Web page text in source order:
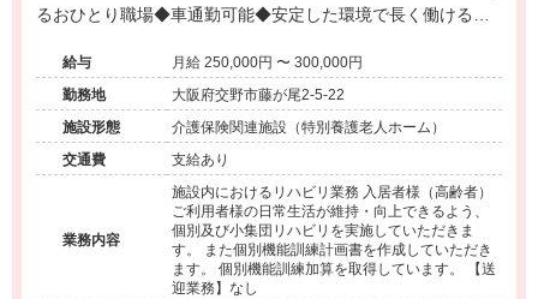
るおひとり職場◆車通勤可能◆安定した環境で長く働ける特
給与
月給 250,000円 〜 300,000円
勤務地
大阪府交野市藤が尾2-5-22
施設形態
介護保険関連施設（特別養護老人ホーム）
交通費
支給あり
業務内容
施設内におけるリハビリ業務 入居者様（高齢者）
ご利用者様の日常生活が維持・向上できるよう、
個別及び小集団リハビリを実施していただきま
す。 また個別機能訓練計画書を作成していただき
ます。 個別機能訓練加算を取得しています。 【送
迎業務】なし